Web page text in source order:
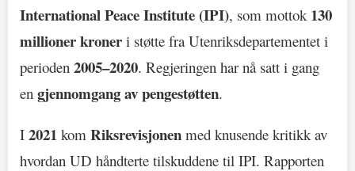
International Peace Institute (IPI), som mottok 130
millioner kroner i støtte fra Utenriksdepartementet i
perioden 2005–2020. Regjeringen har nå satt i gang
en gjennomgang av pengestøtten.
I 2021 kom Riksrevisjonen med knusende kritikk av
hvordan UD håndterte tilskuddene til IPI. Rapporten